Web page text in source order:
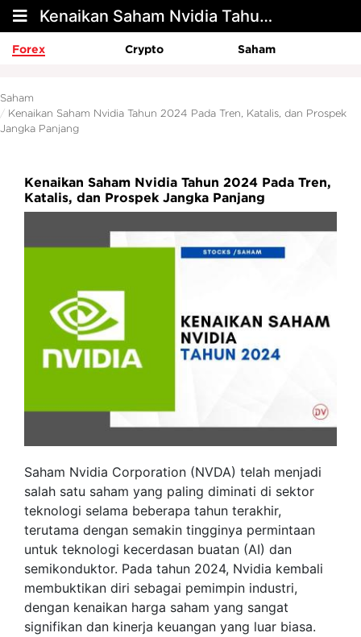
Kenaikan Saham Nvidia Tahun 2024 Pada Tren, Katalis, dan Prospek Jangka Panjang
Forex Crypto Saham
Saham
Kenaikan Saham Nvidia Tahun 2024 Pada Tren, Katalis, dan Prospek
Jangka Panjang
Kenaikan Saham Nvidia Tahun 2024 Pada Tren,
Katalis, dan Prospek Jangka Panjang
Saham Nvidia Corporation (NVDA) telah menjadi
salah satu saham yang paling diminati di sektor
teknologi selama beberapa tahun terakhir,
terutama dengan semakin tingginya permintaan
untuk teknologi kecerdasan buatan (AI) dan
semikonduktor. Pada tahun 2024, Nvidia kembali
membuktikan diri sebagai pemimpin industri,
dengan kenaikan harga saham yang sangat
signifikan dan kinerja keuangan yang luar biasa.